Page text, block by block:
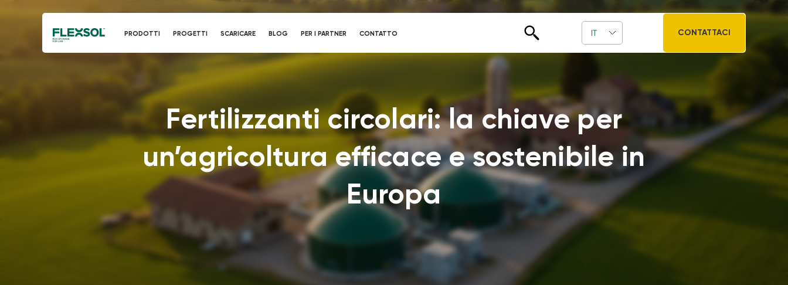
IT
PRODOTTI PROGETTI SCARICARE BLOG PER I PARTNER CONTATTO CONTATTACI
Fertilizzanti circolari: la chiave per
un’agricoltura efficace e sostenibile in
Europa